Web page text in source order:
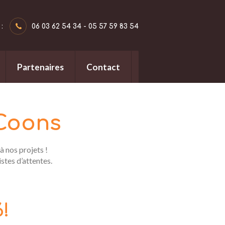
06 03 62 54 34 - 05 57 59 83 54
Partenaires Contact
nos projets !
d’attentes.